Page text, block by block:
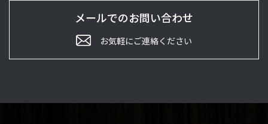
メールでのお問い合わせ
お気軽にご連絡ください